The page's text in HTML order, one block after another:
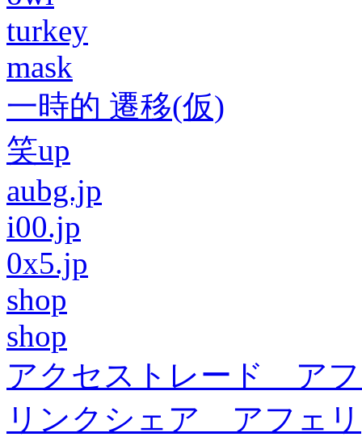
turkey
mask
一時的 遷移(仮)
笑up
aubg.jp
i00.jp
0x5.jp
shop
shop
アクセストレード ア
リンクシェア アフェリ